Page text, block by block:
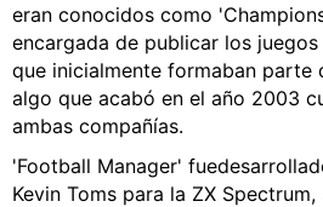
eran conocidos como
encargada de publicar los
que inicialmente formaban parte
algo que acabó en el año 2003
ambas compañías.
'Football Manager'
Kevin Toms para la ZX